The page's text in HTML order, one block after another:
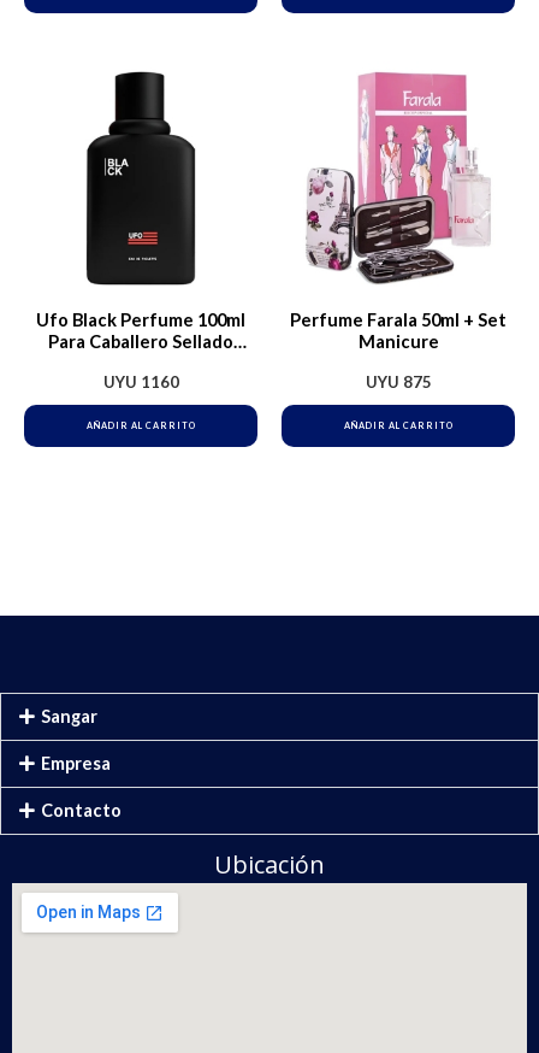
Ufo Black Perfume 100ml
Para Caballero Sellado
UYU 1160
AÑADIR AL CARRITO
Perfume Farala 50ml + Set
Manicure
UYU 875
AÑADIR AL CARRITO
Sangar
Empresa
Contacto
Ubicación